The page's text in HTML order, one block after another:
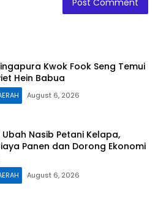
Kwok Fook Seng Temui
Hein Babua
August 6, 2026
Ubah Nasib Petani Kelapa,
Panen dan Dorong Ekonomi
August 6, 2026